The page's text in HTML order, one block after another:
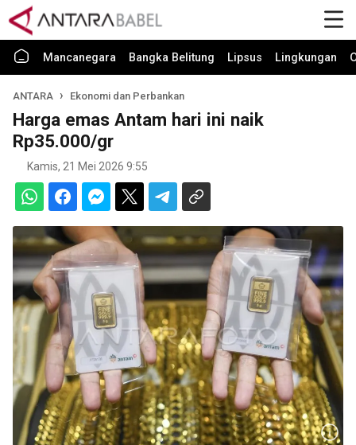
Mancanegara Bangka Belitung Lipsus Lingkungan
ANTARA Ekonomi dan Perbankan
Harga emas Antam hari ini naik
Rp35.000/gr
Kamis, 21 Mei 2026 9:55